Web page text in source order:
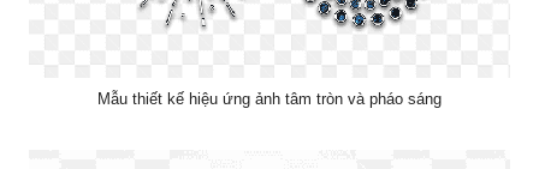
Mẫu thiết kế hiệu ứng ảnh tâm tròn và pháo sáng